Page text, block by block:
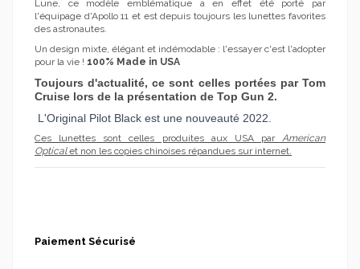
Lune, ce modèle emblématique a en effet été porté par
l'équipage d'Apollo 11 et est depuis toujours les lunettes favorites
des astronautes.
Un design mixte, élégant et indémodable : l'essayer c'est l'adopter
pour la vie ! 100% Made in USA
Toujours d'actualité, ce sont celles portées par Tom
Cruise lors de la présentation de Top Gun 2.
L'Original Pilot Black est une nouveauté 2022.
Ces lunettes sont celles produites aux USA par American
Opticalet non les copies chinoises répandues sur internet.
Paiement Sécurisé